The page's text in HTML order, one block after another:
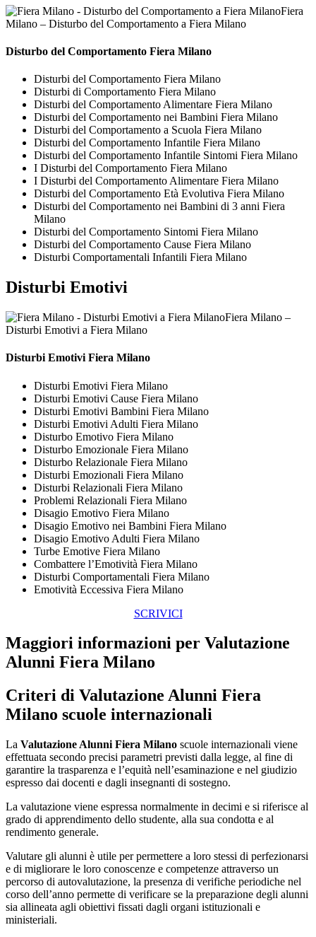
Fiera
Milano – Disturbo del Comportamento a Fiera Milano
Disturbo del Comportamento Fiera Milano
Disturbi del Comportamento Fiera Milano
Disturbi di Comportamento Fiera Milano
Disturbi del Comportamento Alimentare Fiera Milano
Disturbi del Comportamento nei Bambini Fiera Milano
Disturbi del Comportamento a Scuola Fiera Milano
Disturbi del Comportamento Infantile Fiera Milano
Disturbi del Comportamento Infantile Sintomi Fiera Milano
I Disturbi del Comportamento Fiera Milano
I Disturbi del Comportamento Alimentare Fiera Milano
Disturbi del Comportamento Età Evolutiva Fiera Milano
Disturbi del Comportamento nei Bambini di 3 anni Fiera
Milano
Disturbi del Comportamento Sintomi Fiera Milano
Disturbi del Comportamento Cause Fiera Milano
Disturbi Comportamentali Infantili Fiera Milano
Disturbi Emotivi
Fiera Milano –
Disturbi Emotivi a Fiera Milano
Disturbi Emotivi Fiera Milano
Disturbi Emotivi Fiera Milano
Disturbi Emotivi Cause Fiera Milano
Disturbi Emotivi Bambini Fiera Milano
Disturbi Emotivi Adulti Fiera Milano
Disturbo Emotivo Fiera Milano
Disturbo Emozionale Fiera Milano
Disturbo Relazionale Fiera Milano
Disturbi Emozionali Fiera Milano
Disturbi Relazionali Fiera Milano
Problemi Relazionali Fiera Milano
Disagio Emotivo Fiera Milano
Disagio Emotivo nei Bambini Fiera Milano
Disagio Emotivo Adulti Fiera Milano
Turbe Emotive Fiera Milano
Combattere l’Emotività Fiera Milano
Disturbi Comportamentali Fiera Milano
Emotività Eccessiva Fiera Milano
SCRIVICI
Maggiori informazioni per Valutazione
Alunni Fiera Milano
Criteri di Valutazione Alunni Fiera
Milano scuole internazionali
La Valutazione Alunni Fiera Milano scuole internazionali viene
effettuata secondo precisi parametri previsti dalla legge, al fine di
garantire la trasparenza e l’equità nell’esaminazione e nel giudizio
espresso dai docenti e dagli insegnanti di sostegno.
La valutazione viene espressa normalmente in decimi e si riferisce al
grado di apprendimento dello studente, alla sua condotta e al
rendimento generale.
Valutare gli alunni è utile per permettere a loro stessi di perfezionarsi
e di migliorare le loro conoscenze e competenze attraverso un
percorso di autovalutazione, la presenza di verifiche periodiche nel
corso dell’anno permette di verificare se la preparazione degli alunni
sia allineata agli obiettivi fissati dagli organi istituzionali e
ministeriali.